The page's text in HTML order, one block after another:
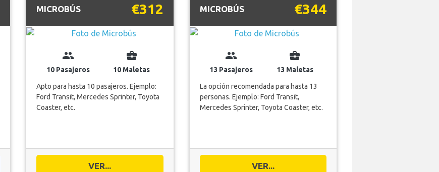
MICROBÚS €312
group
10 Pasajeros
business_center
10 Maletas
Apto para hasta 10 pasajeros. Ejemplo:
Ford Transit, Mercedes Sprinter, Toyota
Coaster, etc.
VER...
MICROBÚS €344
group
13 Pasajeros
business_center
13 Maletas
La opción recomendada para hasta 13
personas. Ejemplo: Ford Transit,
Mercedes Sprinter, Toyota Coaster, etc.
VER...